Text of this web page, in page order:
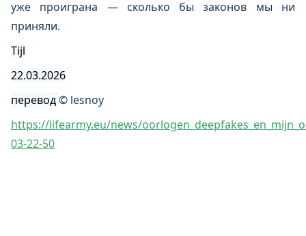
уже проиграна — сколько бы законов мы ни
приняли.
Tijl
22.03.2026
перевод© lesnoy
https://lifearmy.eu/news/
03-22-50